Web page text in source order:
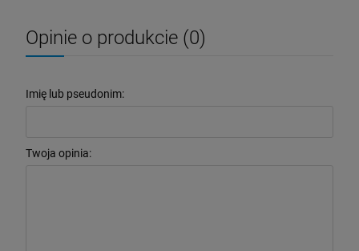
Opinie o produkcie (0)
Imię lub pseudonim:
Twoja opinia: